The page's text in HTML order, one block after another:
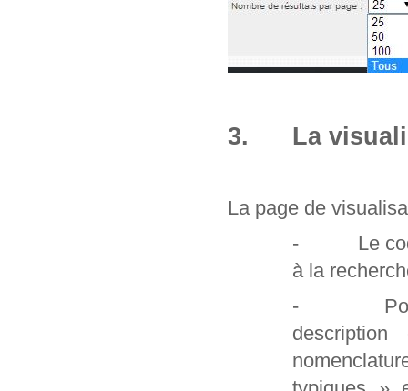
3. La
La page de
- Le code
à la
- Pour les